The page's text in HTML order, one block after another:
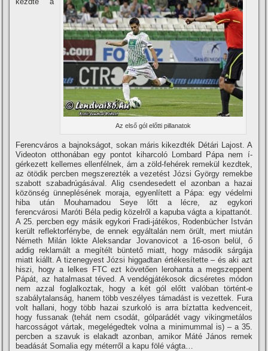
Az első gól előtti pillanatok
Ferencváros a bajnokságot, sokan máris kikezdték Détári Lajost. A
Videoton otthonában egy pontot kiharcoló Lombard Pápa nem í­
gérkezett kellemes ellenfélnek, ám a zöld-fehérek remekül kezdtek,
az ötödik percben megszerezték a vezetést Józsi György remekbe
szabott szabadrúgásával. Alig csendesedett el azonban a hazai
közönség ünneplésének moraja, egyenlí­tett a Pápa: egy védelmi
hiba után Mouhamadou Seye lőtt a lécre, az egykori
ferencvárosi Maróti Béla pedig közelről a kapuba vágta a kipattanót.
A 25. percben egy másik egykori Fradi-játékos, Rodenbücher István
került reflektorfénybe, de ennek egyáltalán nem örült, mert miután
Németh Milán lökte Aleksandar Jovanovicot a 16-oson belül, ő
addig reklamált a megí­télt büntető miatt, hogy második sárgája
miatt kiállt. A tizenegyest Józsi higgadtan értékesí­tette – és aki azt
hiszi, hogy a lelkes FTC ezt követően lerohanta a megszeppent
Pápát, az hatalmasat téved. A vendégjátékosok dicséretes módon
nem azzal foglalkoztak, hogy a két gól előtt valóban történt-e
szabálytalanság, hanem több veszélyes támadást is vezettek. Fura
volt hallani, hogy több hazai szurkoló is arra bí­ztatta kedvenceit,
hogy fussanak (tehát nem csodát, gólparádét vagy vikingmetálos
harcosságot vártak, megelégedtek volna a minimummal is) – a 35.
percben a szavuk is elakadt azonban, amikor Máté János remek
beadását Somalia egy méterről a kapu fölé vágta…